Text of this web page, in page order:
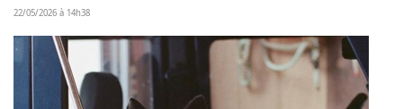
22/05/2026 à 14h38